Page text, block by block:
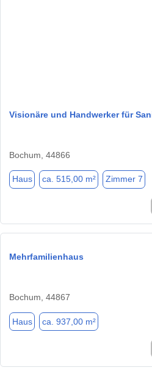
Visionäre und Handwerker für
Bochum, 44866
Haus ca. 515,00 m² Zimmer 7
Mehrfamilienhaus
Bochum, 44867
Haus ca. 937,00 m²